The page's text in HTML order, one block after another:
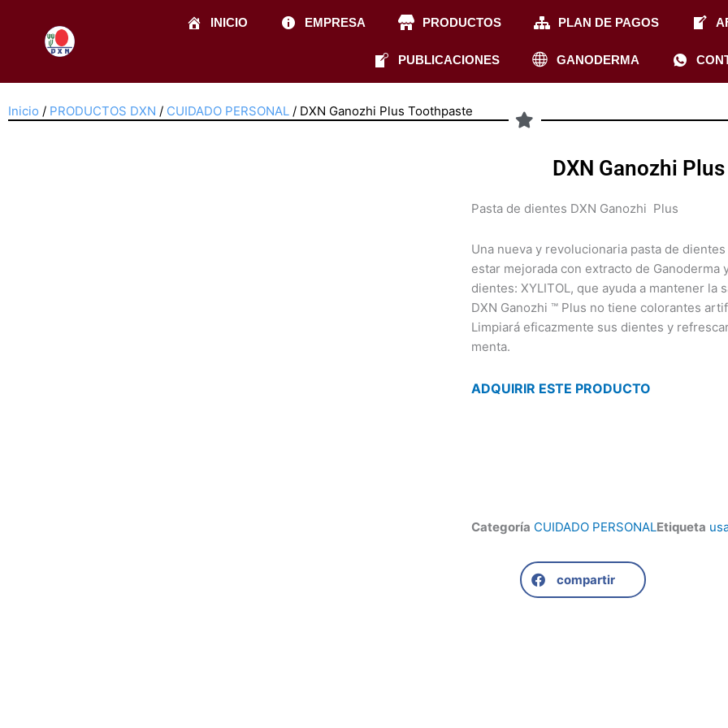
contenido
INICIO EMPRESA PRODUCTOS PLAN DE PAGOS
PUBLICACIONES GANODERMA
Inicio / PRODUCTOS DXN / CUIDADO PERSONAL / DXN Ganozhi Plus Toothpaste
DXN Ganozhi
Pasta de dientes DXN Ganozhi Plus
Una nueva y revolucionaria pasta de
estar mejorada con extracto de Ganoderma
dientes: XYLITOL, que ayuda a mantener la
DXN Ganozhi ™ Plus no tiene colorantes
Limpiará eficazmente sus dientes y
menta.
ADQUIRIR ESTE PRODUCTO
Categoría CUIDADO PERSONALEtiqueta
compartir